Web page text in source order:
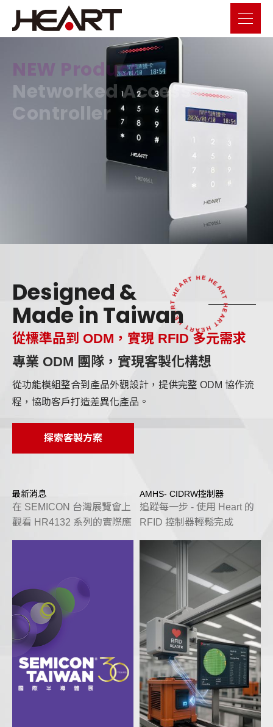
NEW Product
Networked Access
Controller
巡邏管理 × 門禁控制 一機整合
Designed &
Made in TaiwanHEART HEART HEART HEART HEART HEART
從標準品到 ODM，實現 RFID 多元需求
專業 ODM 團隊，實現客製化構想
從功能模組整合到產品外觀設計，提供完整 ODM 協作流
程，協助客戶打造差異化產品。
探索客製方案
最新消息
在 SEMICON 台灣展覽會上
觀看 HR4132 系列的實際應
AMHS- CIDRW控制器
追蹤每一步 - 使用 Heart 的
RFID 控制器輕鬆完成